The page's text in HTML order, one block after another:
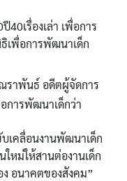
เรื่องเล่า เพื่อการ
เพื่อการพัฒนาเด็ก
ราพันธ์ อดีตผู้จัดการ
การพัฒนาเด็กว่า
เคลื่อนงานพัฒนาเด็ก
ใหม่ให้สานต่องานเด็ก
อนาคตของสังคม”